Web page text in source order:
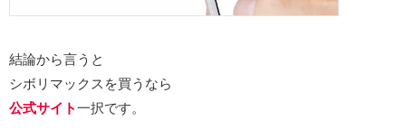
結論から言うと
シボリマックスを買うなら
公式サイト一択です。